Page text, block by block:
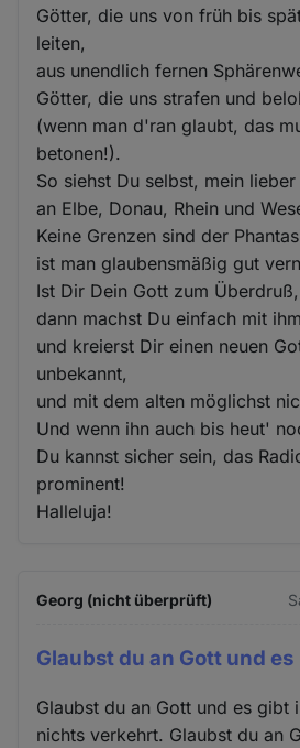
Götter, die uns von früh bis
leiten,
aus unendlich fernen
Götter, die uns strafen und
(wenn man d'ran glaubt, das
betonen!).
So siehst Du selbst, mein lieber
an Elbe, Donau, Rhein und
Keine Grenzen sind der
ist man glaubensmäßig gut
Ist Dir Dein Gott zum Überdruß,
dann machst Du einfach mit
und kreierst Dir einen neuen
unbekannt,
und mit dem alten möglichst
Und wenn ihn auch bis heut'
Du kannst sicher sein, das
prominent!
Halleluja!
Georg (nicht überprüft)
Glaubst du an Gott und es
Glaubst du an Gott und es gibt
nichts verkehrt. Glaubst du an